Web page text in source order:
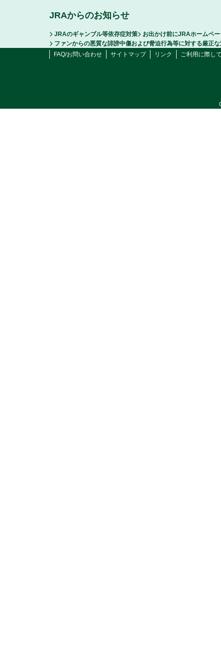
JRAからのお知らせ
JRAのギャンブル等依存症対策
お出かけ前にJRAホームペ
ファンからの悪質な誹謗中傷および脅迫行為等に対する厳正
FAQ/お問い合わせ
サイトマップ リンク ご利用に際し